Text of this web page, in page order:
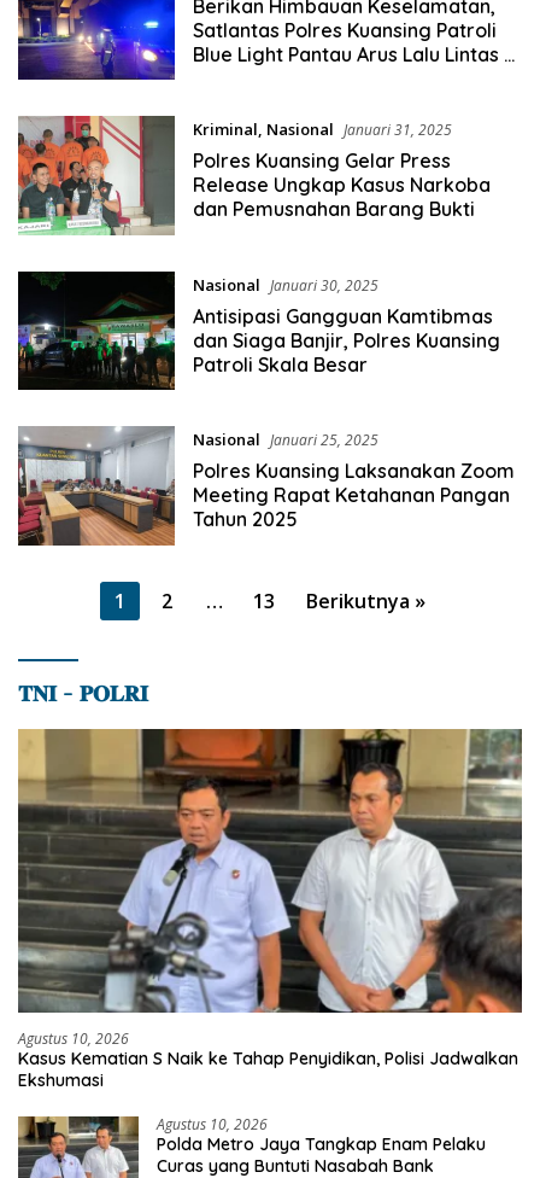
Berikan Himbauan Keselamatan,
Satlantas Polres Kuansing Patroli
Blue Light Pantau Arus Lalu Lintas di
Kriminal, Nasional Januari 31, 2025
Polres Kuansing Gelar Press
Release Ungkap Kasus Narkoba
dan Pemusnahan Barang Bukti
Nasional Januari 30, 2025
Antisipasi Gangguan Kamtibmas
dan Siaga Banjir, Polres Kuansing
Patroli Skala Besar
Nasional Januari 25, 2025
Polres Kuansing Laksanakan Zoom
Meeting Rapat Ketahanan Pangan
Tahun 2025
Paginasi
1 2 … 13 Berikutnya »
𝐓𝐍𝐈 – 𝐏𝐎𝐋𝐑𝐈
Agustus 10, 2026
Kasus Kematian S Naik ke Tahap Penyidikan, Polisi Jadwalkan
Ekshumasi
Agustus 10, 2026
Polda Metro Jaya Tangkap Enam Pelaku
Curas yang Buntuti Nasabah Bank